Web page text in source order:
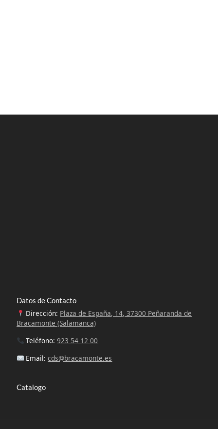
Datos de Contacto
Dirección: Plaza de España, 14, 37300 Peñaranda de
Bracamonte (Salamanca)
Teléfono:923 54 12 00
Email:cds@bracamonte.es
Catalogo